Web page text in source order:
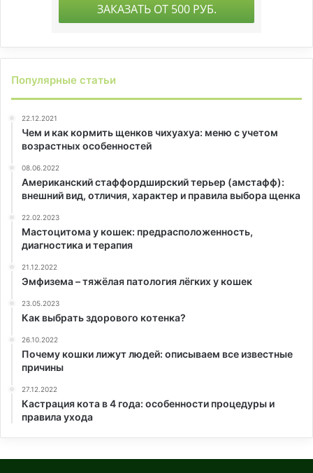
Популярные статьи
22.12.2021
Чем и как кормить щенков чихуахуа: меню с учетом
возрастных особенностей
08.06.2022
Американский стаффордширский терьер (амстафф):
внешний вид, отличия, характер и правила выбора щенка
22.02.2023
Мастоцитома у кошек: предрасположенность,
диагностика и терапия
21.12.2022
Эмфизема – тяжёлая патология лёгких у кошек
23.05.2023
Как выбрать здорового котенка?
26.10.2022
Почему кошки лижут людей: описываем все известные
причины
27.12.2022
Кастрация кота в 4 года: особенности процедуры и
правила ухода